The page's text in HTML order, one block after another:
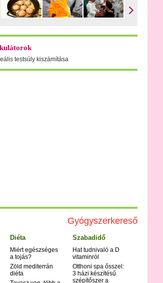
testsúly kiszámítása
Gyógyszerkereső
Diéta
Miért egészséges
a tojás?
Zöld mediterrán
diéta
Szabadidő
Hat tudnivaló a D
vitaminról
Otthoni spa ősszel:
3 házi készítésű
szépítőszer a